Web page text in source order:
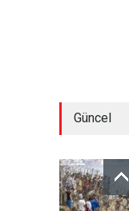
Güncel